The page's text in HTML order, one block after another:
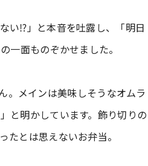
⁉」と本音を吐露し、「明日
一面ものぞかせました。
。メインは美味しそうなオムラ
と明かしています。飾り切りの
たとは思えないお弁当。